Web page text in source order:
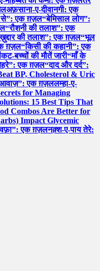
अफ़साना-ए-दीवानगी: एक
से”: एक ग़ज़ल“बेमिसाल लोग”:
“रौशनी की तलाश”: एक
की तलाश”: एक ग़ज़ल“भूल
ग़ज़ल“किसी की कहानी”: एक
बच्चों की मौतें जारी“माँ के
एक ग़ज़ल“दाद और दर्द”:
BP, Cholesterol & Uric
एक ग़ज़ललम्हा-ए-
for Managing
15 Best Tips That
Combos Are Better for
Impact Glycemic
वफ़ा”: एक ग़ज़लनक़्श-ए-पाय तेरे: